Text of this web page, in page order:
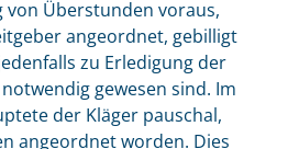
von Überstunden voraus,
angeordnet, gebilligt
zu Erledigung der
gewesen sind. Im
der Kläger pauschal,
angeordnet worden. Dies